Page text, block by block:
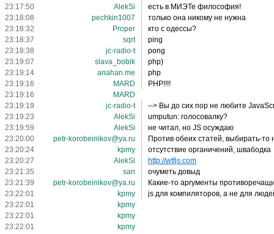
23:17:50 AlekSi
есть в МИЭТе философия!
23:18:08
pechkin1007
только она никому не нужна
23:18:32
Proper
кто с одессы?
23:18:37
sqrt
ping
23:18:38
jc-radio-t
pong
23:19:07
slava_bobik
php)
23:19:14
anahan.me
php
23:19:16
MARD
PHP!!!!
23:19:16
MARD
23:19:19
jc-radio-t
--> Вы до сих пор не любите
23:19:23
AlekSi
umputun: голосовалку?
23:19:59
AlekSi
не читал, но JS осуждаю
23:20:00
petr-korobeinikov@ya.ru
Против обеих статей, выбирать-
23:20:24
kpmy
отсутствие органичений, швабодка
23:20:27
AlekSi
http://wtfjs.com
23:21:35
san
очуметь довыд
23:21:39
petr-korobeinikov@ya.ru
Какие-то аргументы
23:22:01
kpmy
js для компиляторов, а не для
23:22:01
kpmy
23:22:01
kpmy
23:22:01
kpmy